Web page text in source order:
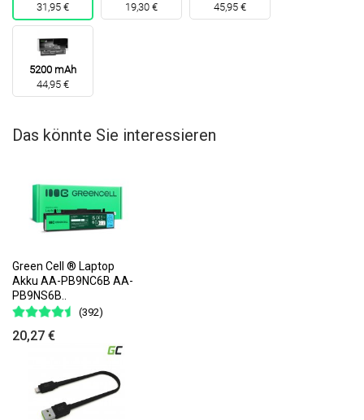
31,95 €
19,30 €
45,95 €
5200 mAh
44,95 €
Das könnte Sie interessieren
Green Cell ® Laptop
Akku AA-PB9NC6B AA-
PB9NS6B..
(392)
20,27 €